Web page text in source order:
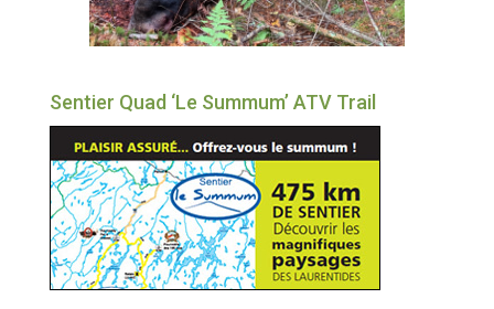
Sentier Quad ‘Le Summum’ ATV Trail